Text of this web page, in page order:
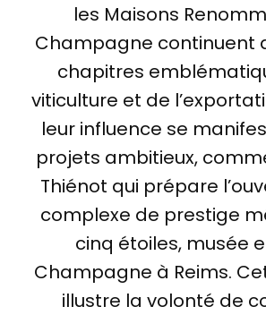
les Maisons
Champagne continuent
chapitres
viticulture et de
leur influence se
projets ambitieux,
Thiénot qui prépare
complexe de prestige
cinq étoiles, musée
Champagne à Reims.
illustre la volonté de